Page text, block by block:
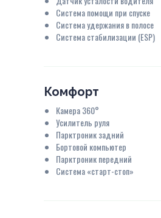
Система помощи при спуске
Система удержания в полосе
Система стабилизации (ESP)
Комфорт
Камера 360°
Усилитель руля
Парктроник задний
Бортовой компьютер
Парктроник передний
Система «старт-стоп»